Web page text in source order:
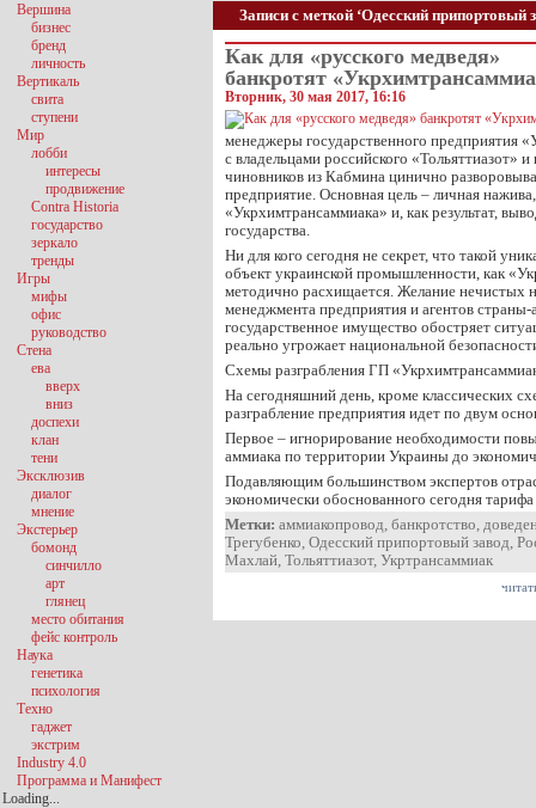
Записи с меткой ‘Одесский припортовый
Как для «русского медведя»
банкротят
Вторник, 30 мая 2017, 16:16
менеджеры государственного предприятия
с владельцами российского «Тольяттиазот»
чиновников из Кабмина цинично
предприятие. Основная цель – личная
«Укрхимтрансаммиака» и, как результат,
государства.
Ни для кого сегодня не секрет, что такой
объект украинской промышленности, как
методично расхищается. Желание нечистых
менеджмента предприятия и агентов страны-
государственное имущество обостряет
реально угрожает национальной
Схемы разграбления ГП
На сегодняшний день, кроме классических
разграбление предприятия идет по двум
Первое – игнорирование необходимости
аммиака по территории Украины до
Подавляющим большинством экспертов
экономически обоснованного сегодня
Метки: аммиакопровод, банкротство,
Трегубенко, Одесский припортовый завод,
Махлай, Тольяттиазот, Укртрансаммиак
Вершина
бизнес
бренд
личность
Вертикаль
свита
ступени
Мир
лобби
интересы
продвижение
Contra Historia
государство
зеркало
тренды
Игры
мифы
офис
руководство
Стена
ева
вверх
вниз
доспехи
клан
тени
Эксклюзив
диалог
мнение
Экстерьер
бомонд
синчилло
арт
глянец
место обитания
фейс контроль
Наука
генетика
психология
Техно
гаджет
экстрим
Industry 4.0
Программа и Манифест
Loading...